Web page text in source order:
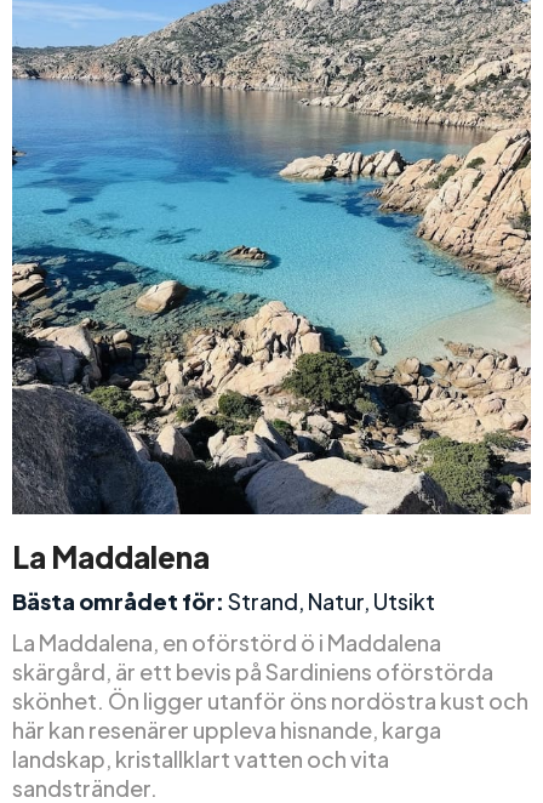
La Maddalena
Bästa området för: Strand, Natur, Utsikt
La Maddalena, en oförstörd ö i Maddalena
skärgård, är ett bevis på Sardiniens oförstörda
skönhet. Ön ligger utanför öns nordöstra kust och
här kan resenärer uppleva hisnande, karga
landskap, kristallklart vatten och vita
sandstränder.